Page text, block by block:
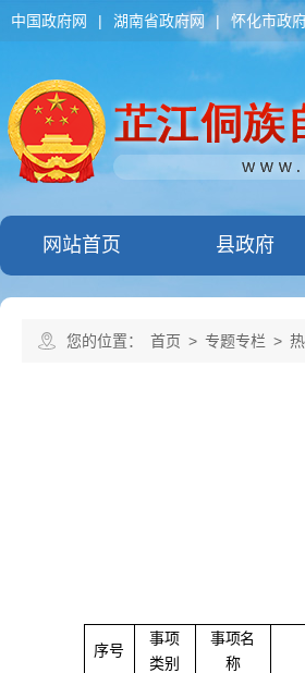
中国政府网 | 湖南省政府网 | 怀化市政
网站首页 县政府
您的位置： 首页 > 专题专栏 >
序号
事项
类别
事项名
称